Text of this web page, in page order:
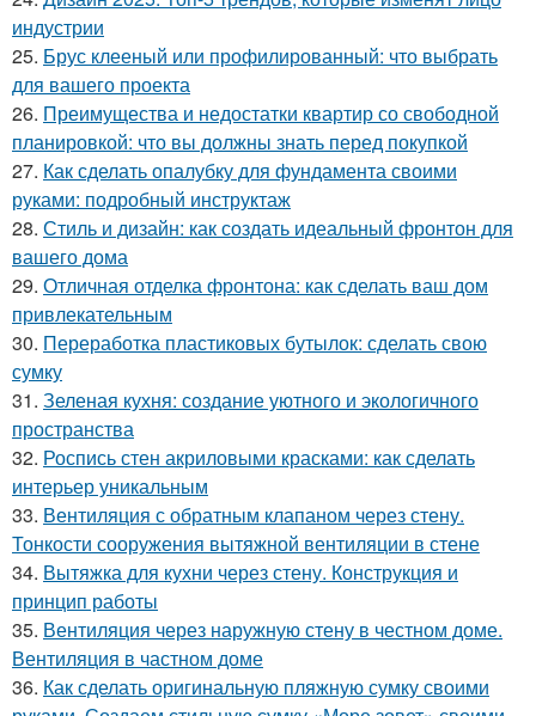
индустрии
25. Брус клееный или профилированный: что выбрать
для вашего проекта
26. Преимущества и недостатки квартир со свободной
планировкой: что вы должны знать перед покупкой
27. Как сделать опалубку для фундамента своими
руками: подробный инструктаж
28. Стиль и дизайн: как создать идеальный фронтон для
вашего дома
29. Отличная отделка фронтона: как сделать ваш дом
привлекательным
30. Переработка пластиковых бутылок: сделать свою
сумку
31. Зеленая кухня: создание уютного и экологичного
пространства
32. Роспись стен акриловыми красками: как сделать
интерьер уникальным
33. Вентиляция с обратным клапаном через стену.
Тонкости сооружения вытяжной вентиляции в стене
34. Вытяжка для кухни через стену. Конструкция и
принцип работы
35. Вентиляция через наружную стену в честном доме.
Вентиляция в частном доме
36. Как сделать оригинальную пляжную сумку своими